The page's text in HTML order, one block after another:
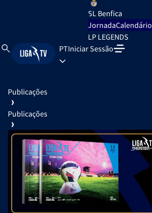
SL Benfica
JornadaCalendário
LP LEGENDS
PTIniciar Sessão
Publicações
Publicações